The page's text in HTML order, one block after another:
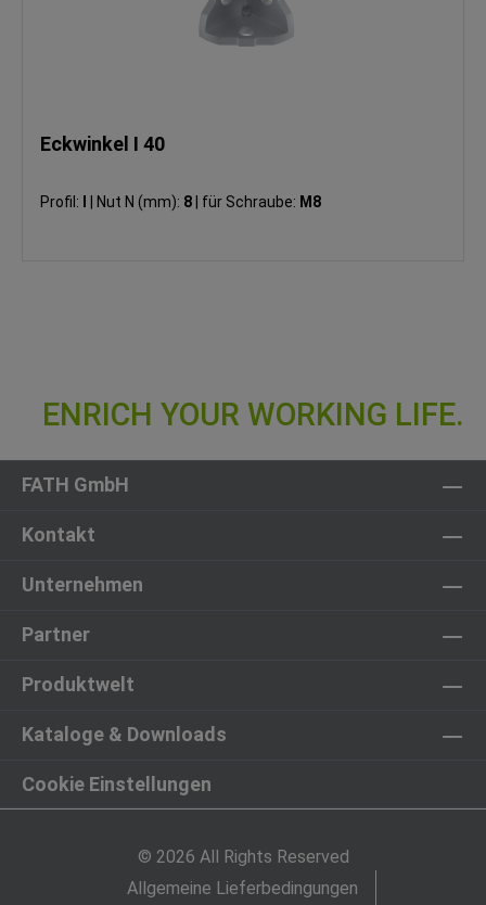
Eckwinkel I 40
Profil: Nut N (mm): 8 für Schraube: M8
FATH GmbH
Kontakt
Unternehmen
Partner
Produktwelt
Kataloge & Downloads
Cookie Einstellungen
© 2026 All Rights Reserved
Allgemeine Lieferbedingungen